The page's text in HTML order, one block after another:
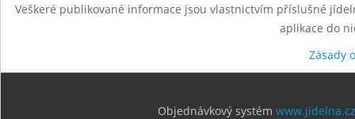
Veškeré publikované informace jsou vlastnictvím příslušné
aplikace do
Zásady
Objednávkový systém www.jidelna.cz